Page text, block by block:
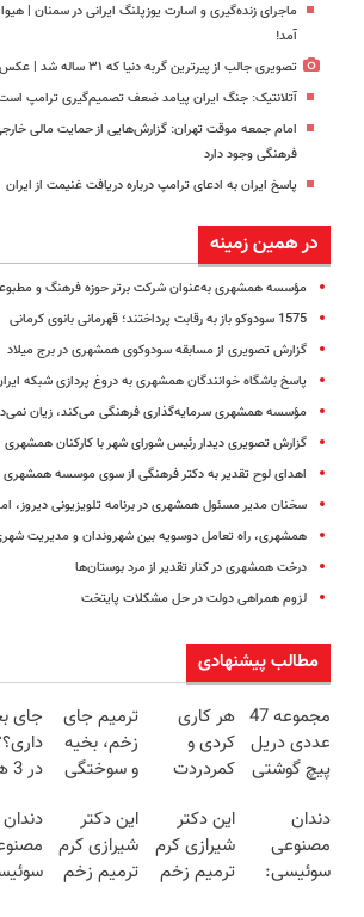
ماجرای زنده‌گیری و اسارت یوزپلنگ ایرانی در سمنان |
آمد!
تصویری جالب از پیرترین گربه دنیا که ۳۱ ساله شد | عکس
آتلانتیک: جنگ ایران پیامد ضعف تصمیم‌گیری ترامپ
امام جمعه موقت تهران: گزارش‌هایی از حمایت مالی
فرهنگی وجود دارد
پاسخ ایران به ادعای ترامپ درباره دریافت غنیمت از ایران
در همین زمینه
مؤسسه همشهری به‌عنوان شرکت برتر حوزه فرهنگ و
1575 سودوکو باز به رقابت پرداختند؛ قهرمانی بانوی کرمانی
گزارش تصویری از مسابقه سودوکوی همشهری در برج میلاد
پاسخ باشگاه خوانندگان همشهری به دروغ پردازی شبکه
مؤسسه همشهری سرمایه‌گذاری فرهنگی می‌کند، زیان
گزارش تصویری دیدار رئیس شورای شهر با کارکنان همشهری
اهدای لوح تقدیر به دکتر فرهنگی از سوی موسسه همشهری
سخنان مدیر مسئول همشهری در برنامه تلویزیونی دیروز،
همشهری، راه تعامل دوسویه بین شهروندان و مدیریت
درخت همشهری در کنار تقدیر از مرد بوستان‌ها
لزوم همراهی دولت در حل مشکلات پایتخت
مطالب پیشنهادی
مجموعه 47
عددی دریل
پیچ گوشتی
(تخفیف به
مدت
محدود)
هر کاری
کردی و
کمردردت
پر کردن
پرسشنامه و
دریافت راه
ترمیم جای
زخم، بخیه
و سوختگی
هفته!!😍
جای
کن!😍
دندان
مصنوعی
سوئیسی:
این دکتر
شیرازی کرم
ترمیم زخم
این دکتر
شیرازی کرم
ترمیم زخم
دندان